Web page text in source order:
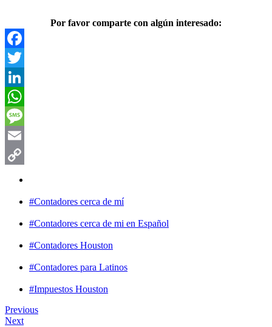
Por favor comparte con algún interesado:
#Contadores cerca de mí
#Contadores cerca de mi en Español
#Contadores Houston
#Contadores para Latinos
#Impuestos Houston
Previous
Next